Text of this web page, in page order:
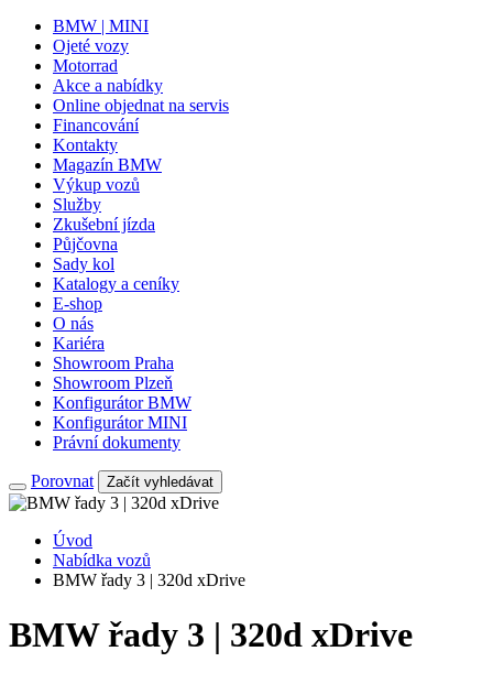
BMW | MINI
Ojeté vozy
Motorrad
Akce a nabídky
Online objednat na servis
Financování
Kontakty
Magazín BMW
Výkup vozů
Služby
Zkušební jízda
Půjčovna
Sady kol
Katalogy a ceníky
E-shop
O nás
Kariéra
Showroom Praha
Showroom Plzeň
Konfigurátor BMW
Konfigurátor MINI
Právní dokumenty
Porovnat Začít vyhledávat
Úvod
Nabídka vozů
BMW řady 3 | 320d xDrive
BMW řady 3 | 320d xDrive